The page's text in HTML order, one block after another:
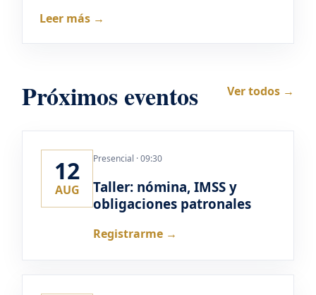
Leer más →
Próximos eventos Ver todos →
12
AUG
Presencial · 09:30
Taller: nómina, IMSS y
obligaciones patronales
Registrarme →